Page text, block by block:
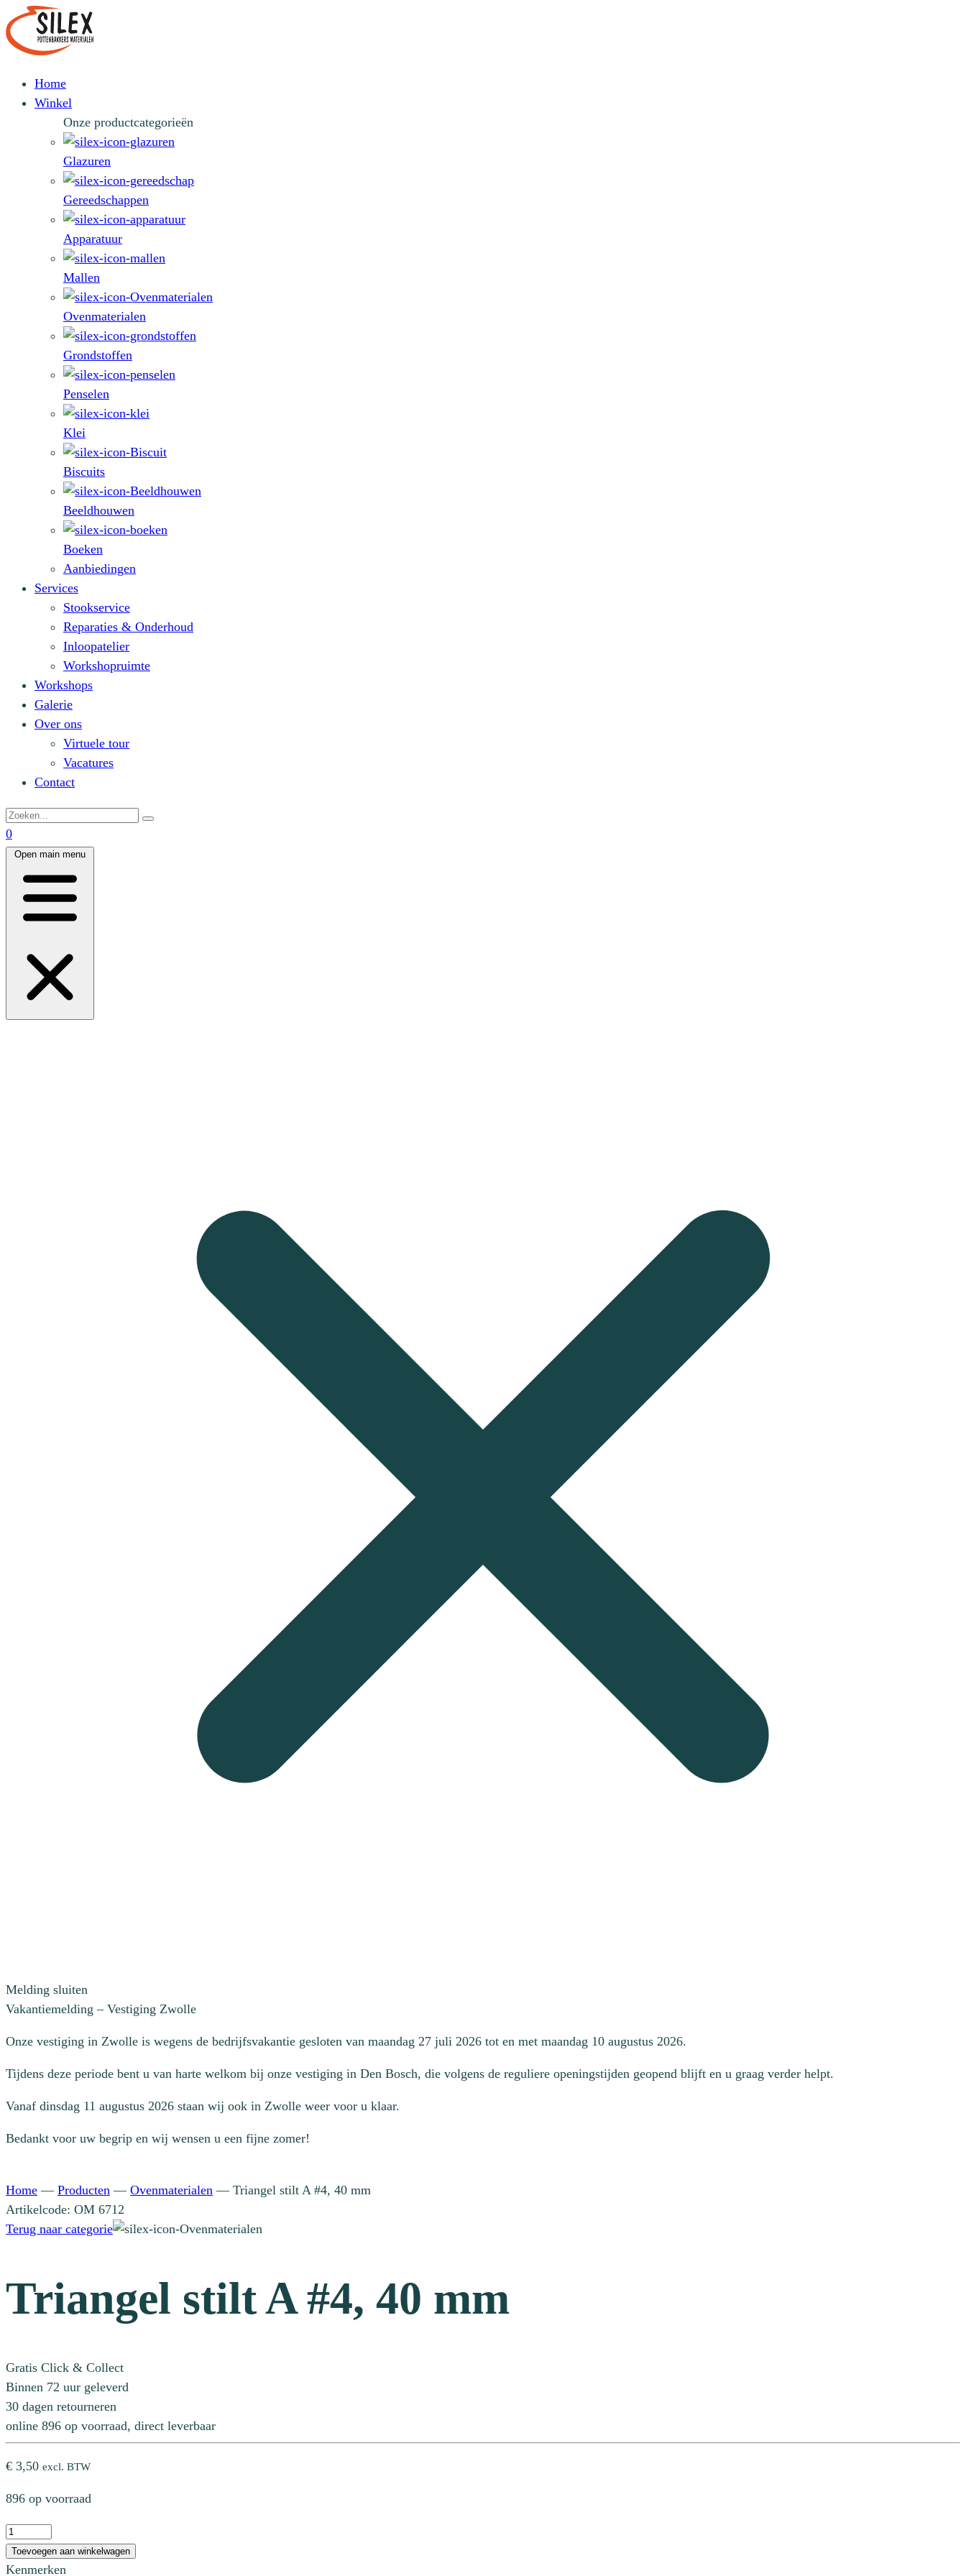
Home
Winkel
Onze productcategorieën
Glazuren
Gereedschappen
Apparatuur
Mallen
Ovenmaterialen
Grondstoffen
Penselen
Klei
Biscuits
Beeldhouwen
Boeken
Aanbiedingen
Services
Stookservice
Reparaties & Onderhoud
Inloopatelier
Workshopruimte
Workshops
Galerie
Over ons
Virtuele tour
Vacatures
Contact
0
Open main menu
Melding sluiten
Vakantiemelding – Vestiging Zwolle
Onze vestiging in Zwolle is wegens de bedrijfsvakantie gesloten van maandag 27 juli 2026 tot en met maandag 10 augustus 2026.
Tijdens deze periode bent u van harte welkom bij onze vestiging in Den Bosch, die volgens de reguliere openingstijden geopend blijft en u graag verder helpt.
Vanaf dinsdag 11 augustus 2026 staan wij ook in Zwolle weer voor u klaar.
Bedankt voor uw begrip en wij wensen u een fijne zomer!
Home — Producten — Ovenmaterialen — Triangel stilt A #4, 40 mm
Artikelcode: OM 6712
Terug naar categorie
Triangel stilt A #4, 40 mm
Gratis Click & Collect
Binnen 72 uur geleverd
30 dagen retourneren
online 896 op voorraad, direct leverbaar
€ 3,50 excl. BTW
896 op voorraad
Triangel
stilt
A
Toevoegen aan winkelwagen
Kenmerken